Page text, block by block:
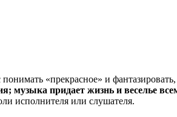
«прекрасное» и фантазировать,
музыка придает жизнь и веселье
исполнителя или слушателя.